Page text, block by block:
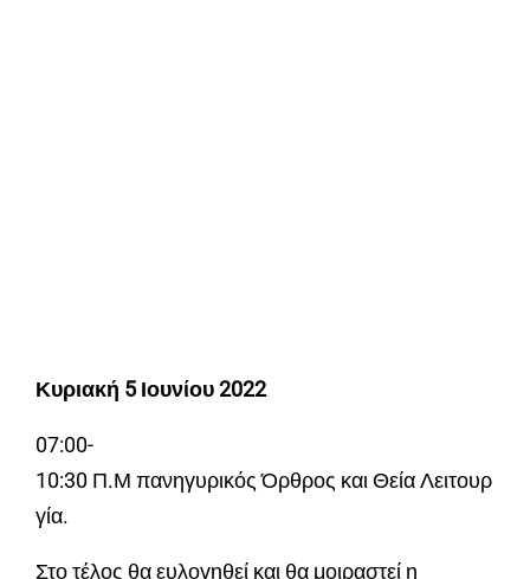
Κυριακή 5Ιουνίου2022
07:00-
10:30 Π.Μ πανηγυρικός Όρθρος και Θεία Λειτουρ
γία.
Στο τέλος θα ευλογηθεί και θα μοιραστεί η